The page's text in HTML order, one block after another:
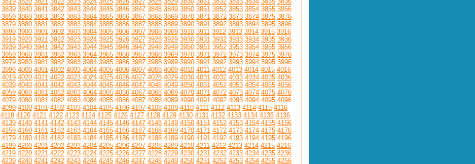
3839 3840 3841 3842 3843 3844 3845 3846 3847 3848 3849 3850 3851 3852 3853 3854 3855 3856
3859 3860 3861 3862 3863 3864 3865 3866 3867 3868 3869 3870 3871 3872 3873 3874 3875 3876
3879 3880 3881 3882 3883 3884 3885 3886 3887 3888 3889 3890 3891 3892 3893 3894 3895 3896
3899 3900 3901 3902 3903 3904 3905 3906 3907 3908 3909 3910 3911 3912 3913 3914 3915 3916
3919 3920 3921 3922 3923 3924 3925 3926 3927 3928 3929 3930 3931 3932 3933 3934 3935 3936
3939 3940 3941 3942 3943 3944 3945 3946 3947 3948 3949 3950 3951 3952 3953 3954 3955 3956
3959 3960 3961 3962 3963 3964 3965 3966 3967 3968 3969 3970 3971 3972 3973 3974 3975 3976
3979 3980 3981 3982 3983 3984 3985 3986 3987 3988 3989 3990 3991 3992 3993 3994 3995 3996
3999 4000 4001 4002 4003 4004 4005 4006 4007 4008 4009 4010 4011 4012 4013 4014 4015 4016
4019 4020 4021 4022 4023 4024 4025 4026 4027 4028 4029 4030 4031 4032 4033 4034 4035 4036
4039 4040 4041 4042 4043 4044 4045 4046 4047 4048 4049 4050 4051 4052 4053 4054 4055 4056
4059 4060 4061 4062 4063 4064 4065 4066 4067 4068 4069 4070 4071 4072 4073 4074 4075 4076
4079 4080 4081 4082 4083 4084 4085 4086 4087 4088 4089 4090 4091 4092 4093 4094 4095 4096
4099 4100 4101 4102 4103 4104 4105 4106 4107 4108 4109 4110 4111 4112 4113 4114 4115 4116
4119 4120 4121 4122 4123 4124 4125 4126 4127 4128 4129 4130 4131 4132 4133 4134 4135 4136
4139 4140 4141 4142 4143 4144 4145 4146 4147 4148 4149 4150 4151 4152 4153 4154 4155 4156
4159 4160 4161 4162 4163 4164 4165 4166 4167 4168 4169 4170 4171 4172 4173 4174 4175 4176
4179 4180 4181 4182 4183 4184 4185 4186 4187 4188 4189 4190 4191 4192 4193 4194 4195 4196
4199 4200 4201 4202 4203 4204 4205 4206 4207 4208 4209 4210 4211 4212 4213 4214 4215 4216
4219 4220 4221 4222 4223 4224 4225 4226 4227 4228 4229 4230 4231 4232 4233 4234 4235 4236
4239 4240 4241 4242 4243 4244 4245 4246 4247 4248 4249 4250 4251 4252 4253 4254 4255 4256